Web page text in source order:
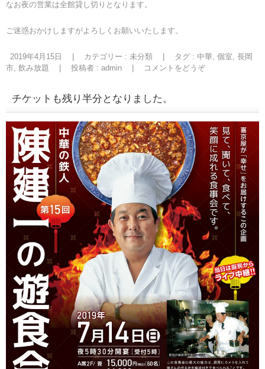
なお夜の営業は全館貸し切りとなります。
ご迷惑おかけしますがよろしくお願いいたします。
2019年4月15日 カテゴリー : 未分類 タグ : 中華, 個室, 長岡
市, 飲み放題 投稿者 : admin コメントをどうぞ
チケットも残り半分となりました。